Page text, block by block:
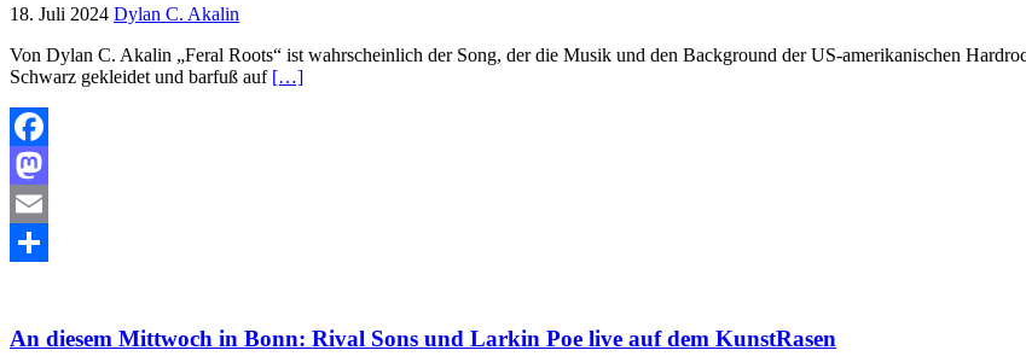
18. Juli 2024 Dylan C. Akalin
Von Dylan C. Akalin „Feral Roots“ ist wahrscheinlich der Song, der die Musik und den Background der US-amerikanischen
Schwarz gekleidet und barfuß auf […]
Facebook
Mastodon
Email
An diesem Mittwoch in Bonn: Rival Sons und Larkin Poe live auf dem KunstRasen